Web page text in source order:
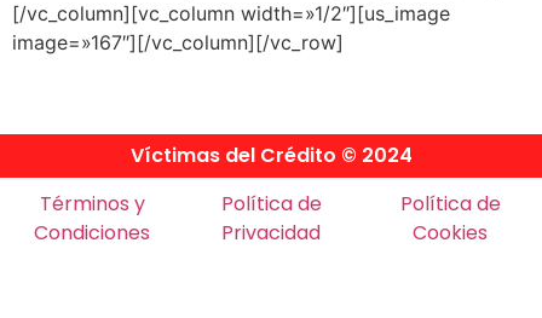
[/vc_column][vc_column width=»1/2″][us_image
image=»167″][/vc_column][/vc_row]
Víctimas del Crédito © 2024
Términos y
Condiciones
Política de
Privacidad
Política de
Cookies